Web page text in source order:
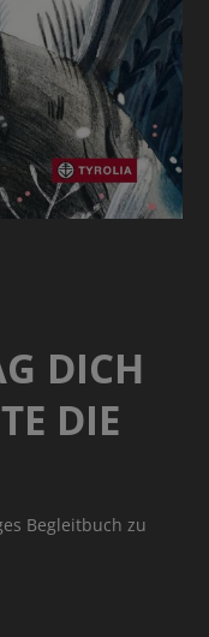
DICH
DIE
Begleitbuch zu